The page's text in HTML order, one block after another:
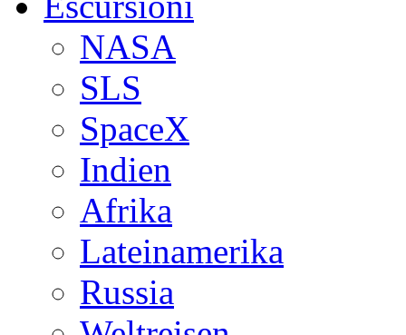
NASA
SLS
SpaceX
Indien
Afrika
Lateinamerika
Russia